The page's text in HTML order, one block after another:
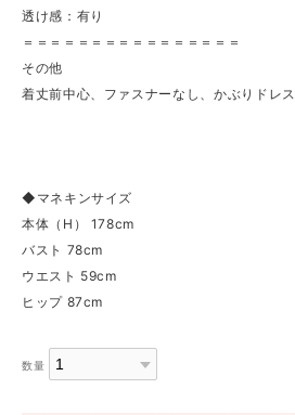
透け感：有り
＝＝＝＝＝＝＝＝＝＝＝＝＝＝＝＝
その他
着丈前中心、ファスナーなし、かぶりドレス
◆マネキンサイズ
本体（H） 178cm
バスト 78cm
ウエスト 59cm
ヒップ 87cm
数量